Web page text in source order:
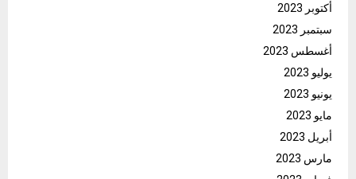
أكتوبر 2023
سبتمبر 2023
أغسطس 2023
يوليو 2023
يونيو 2023
مايو 2023
أبريل 2023
مارس 2023